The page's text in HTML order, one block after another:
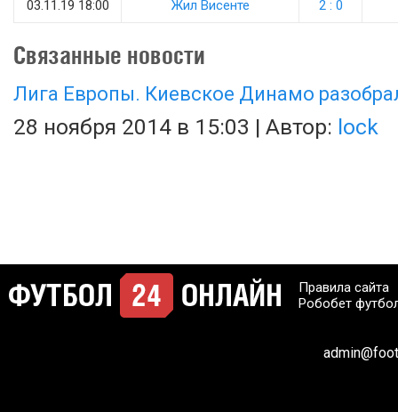
03.11.19 18:00 Жил Висенте 2 : 0
Связанные новости
Лига Европы. Киевское Динамо
28 ноября 2014 в 15:03 | Автор: lock
Правила сайта
Робобет